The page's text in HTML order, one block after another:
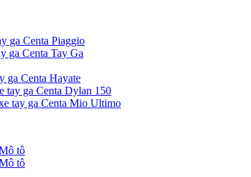
ga Centa Piaggio
ga Centa Tay Ga
ga Centa Hayate
tay ga Centa Dylan 150
tay ga Centa Mio Ultimo
tô
tô